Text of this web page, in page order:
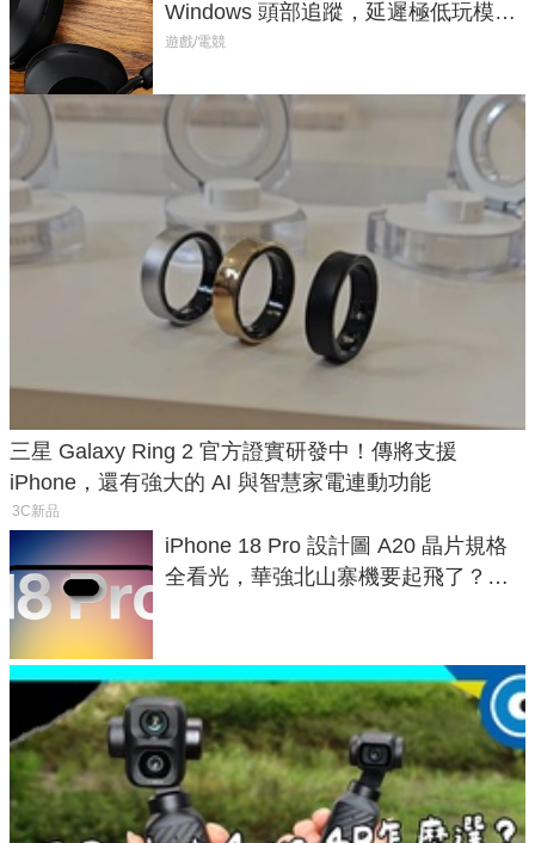
Windows 頭部追蹤，延遲極低玩模擬
飛行超有感
遊戲/電競
三星 Galaxy Ring 2 官方證實研發中！傳將支援
iPhone，還有強大的 AI 與智慧家電連動功能
3C新品
iPhone 18 Pro 設計圖 A20 晶片規格
全看光，華強北山寨機要起飛了？專